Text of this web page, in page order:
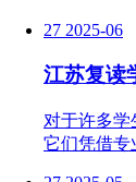
27 2025-06
江苏复读
对于许多学
它们凭借专